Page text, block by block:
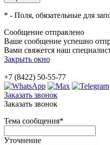
* - Поля, обязательные для
Сообщение отправлено
Ваше сообщение успешно
Вами свяжется наш
Закрыть окно
+7 (8422) 50-55-77
Заказать звонок
Заказать звонок
Тема сообщения*
Уточнение